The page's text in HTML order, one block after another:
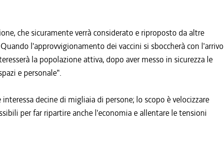
che sicuramente verrà considerato e riproposto da altre
l'approvvigionamento dei vaccini si sboccherà con l'arrivo
la popolazione attiva, dopo aver messo in sicurezza le
e personale".
decine di migliaia di persone; lo scopo è velocizzare
per far ripartire anche l'economia e allentare le tensioni